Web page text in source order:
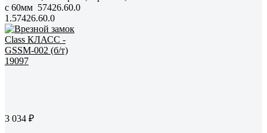
с 60мм 57426.60.0
1.57426.60.0
3 034 ₽